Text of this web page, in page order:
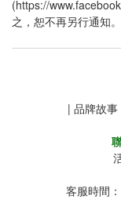
(https://
之，恕不再另行通知。
| 品牌故事
客服時間